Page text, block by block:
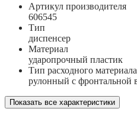
Артикул производителя
606545
Тип
диспенсер
Материал
ударопрочный пластик
Тип расходного материала
рулонный с фронтальной
Показать все характеристики